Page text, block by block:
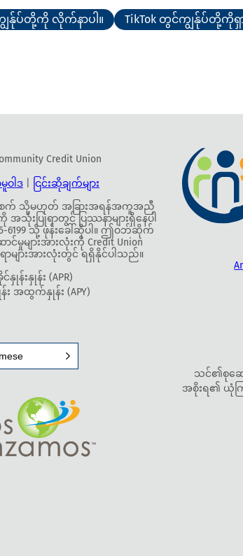
ျွန်ုပ်တို့ကို လိုက်နာပါ။ TikTok တွင်ကျွန်ုပ်တို့ကိုရှာ
Credit Union
ါဒ|
ငြင်းဆိုချက်များ
သို့မဟုတ် အခြားအရန်အကူအညီ
းပြုရာတွင် ပြဿနာများရှိနေပါ
သို့ ဖုန်းခေါ်ဆိုပါ။ ဤဝဘ်ဆိုက်
မှုများအားလုံးကို Credit Union
များအားလုံးတွင် ရရှိနိုင်ပါသည်။
နှုန်းနှုန်း (APR)
း အထွက်နှုန်း (APY)
သင်၏စုဆေ
အစိုးရ၏ ယုံက